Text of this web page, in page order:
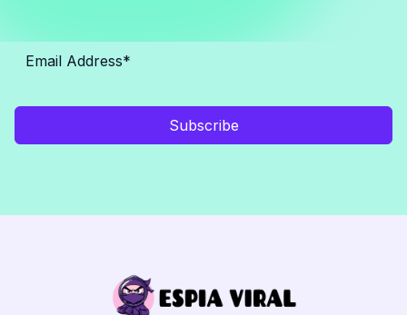
Subscribe